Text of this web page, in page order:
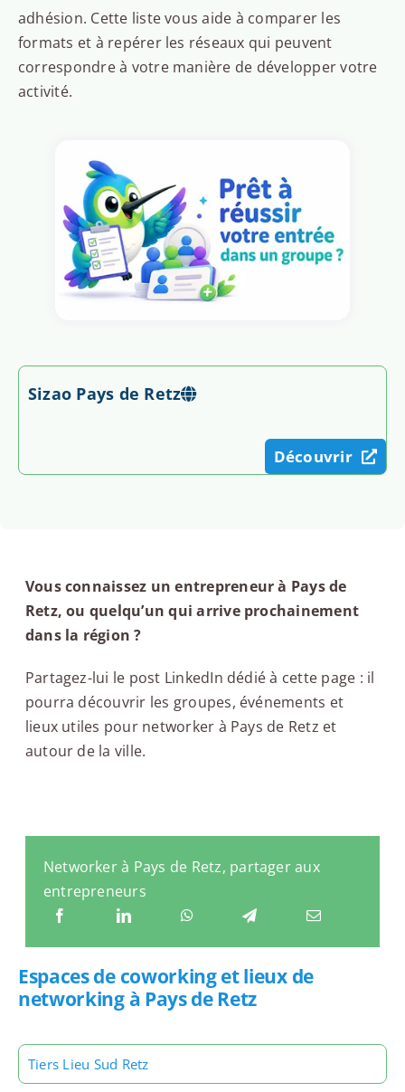
adhésion. Cette liste vous aide à comparer les
formats et à repérer les réseaux qui peuvent
correspondre à votre manière de développer votre
activité.
Sizao Pays de Retz
Découvrir
Vous connaissez un entrepreneur à Pays de
Retz, ou quelqu’un qui arrive prochainement
dans la région ?
Partagez-lui le post LinkedIn dédié à cette page : il
pourra découvrir les groupes, événements et
lieux utiles pour networker à Pays de Retz et
autour de la ville.
Networker à Pays de Retz, partager aux
entrepreneurs
Espaces de coworking et lieux de
networking à Pays de Retz
Tiers Lieu Sud Retz